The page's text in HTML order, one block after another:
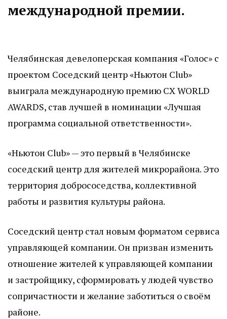
международной премии.
Челябинская девелоперская компания «Голос» с
проектом Соседский центр «Ньютон Club»
выиграла международную премию CX WORLD
AWARDS, став лучшей в номинации «Лучшая
программа социальной ответственности».
«Ньютон Club» — это первый в Челябинске
соседский центр для жителей микрорайона. Это
территория добрососедства, коллективной
работы и развития культуры района.
Соседский центр стал новым форматом сервиса
управляющей компании. Он призван изменить
отношение жителей к управляющей компании
и застройщику, сформировать у людей чувство
сопричастности и желание заботиться о своём
районе.